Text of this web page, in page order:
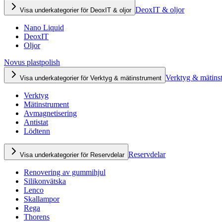
Visa underkategorier för DeoxIT & oljor DeoxIT & oljor
Nano Liquid
DeoxIT
Oljor
Novus plastpolish
Visa underkategorier för Verktyg & mätinstrument Verktyg &
Verktyg
Mätinstrument
Avmagnetisering
Antistat
Lödtenn
Visa underkategorier för Reservdelar Reservdelar
Renovering av gummihjul
Silikonvätska
Lenco
Skallampor
Rega
Thorens